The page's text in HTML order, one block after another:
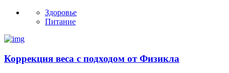
Здоровье
Питание
Коррекция веса с подходом от Физикла